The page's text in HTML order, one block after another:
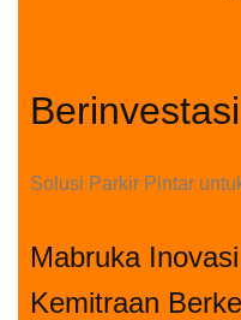
Solusi Parkir Pintar
Mabruka
Kemitraan